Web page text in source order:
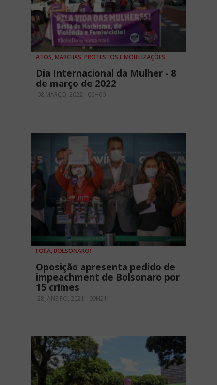
ATOS, MARCHAS, PROTESTOS E MOBILIZAÇÕES
Dia Internacional da Mulher - 8
de março de 2022
08 MARÇO, 2022 - 00H00
FORA, BOLSONARO!
Oposição apresenta pedido de
impeachment de Bolsonaro por
15 crimes
28 JANEIRO, 2021 - 09H21